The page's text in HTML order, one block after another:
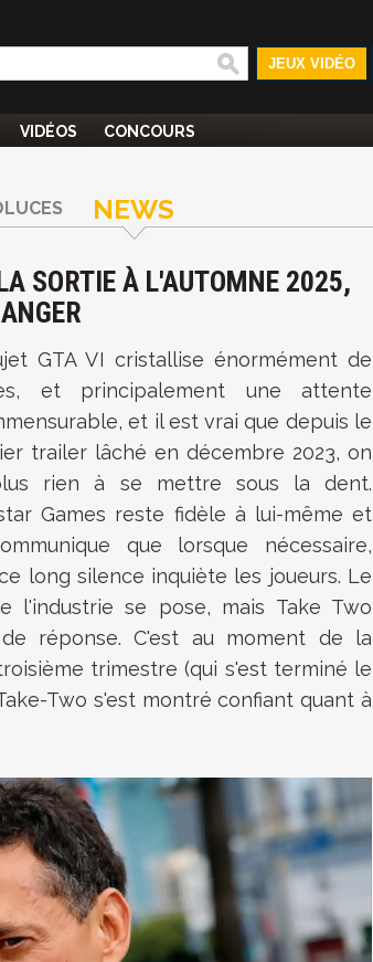
JEUX VIDÉO
VIDÉOS CONCOURS
NEWS
SORTIE À L'AUTOMNE 2025,
GTA VI cristallise énormément de
et principalement une attente
et il est vrai que depuis le
trailer lâché en décembre 2023, on
rien à se mettre sous la dent.
Games reste fidèle à lui-même et
que lorsque nécessaire,
long silence inquiète les joueurs. Le
l'industrie se pose, mais Take Two
réponse. C'est au moment de la
trimestre (qui s'est terminé le
Two s'est montré confiant quant à